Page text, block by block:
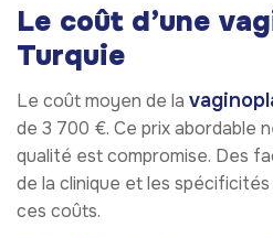
Le coût d’une
Turquie
Le coût moyen de la
de 3 700 €. Ce prix abordable
qualité est compromise. Des
de la clinique et les
ces coûts.